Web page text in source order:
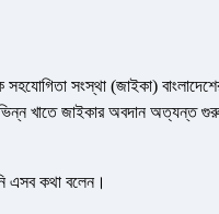
সহযোগিতা সংস্থা (জাইকা)
খাতে জাইকার অবদান অত্যন্ত
এসব কথা বলেন।